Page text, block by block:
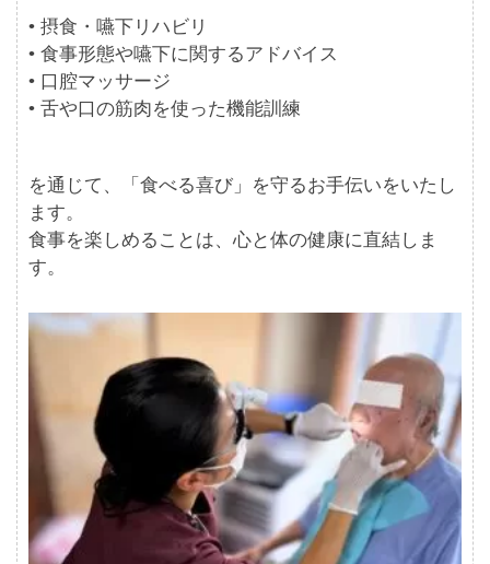
• 摂食・嚥下リハビリ
• 食事形態や嚥下に関するアドバイス
• 口腔マッサージ
• 舌や口の筋肉を使った機能訓練
を通じて、「食べる喜び」を守るお手伝いをいたし
ます。
食事を楽しめることは、心と体の健康に直結しま
す。